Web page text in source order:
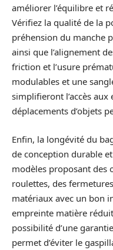
améliorer l’équilibre et
Vérifiez la qualité de la
préhension du manche
ainsi que l’alignement
friction et l’usure
modulables et une
simplifieront l’accès
déplacements d’objets
Enfin, la longévité du
de conception durable
modèles proposant des
roulettes, des
matériaux avec un bon
empreinte matière
possibilité d’une
permet d’éviter le